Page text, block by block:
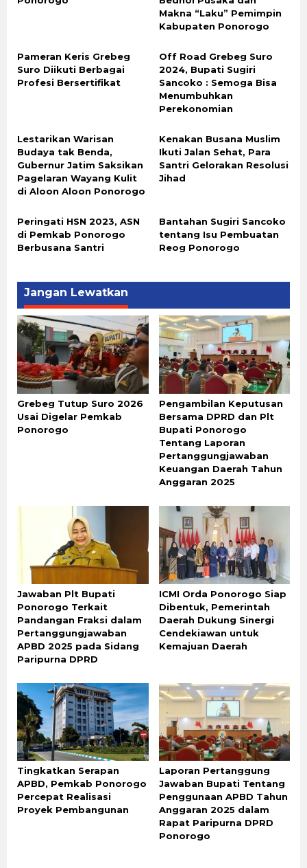
Makna “Laku” Pemimpin
Kabupaten Ponorogo
Pameran Keris Grebeg
Suro Diikuti Berbagai
Profesi Bersertifikat
Off Road Grebeg Suro
2024, Bupati Sugiri
Sancoko : Semoga Bisa
Menumbuhkan
Perekonomian
Lestarikan Warisan
Budaya tak Benda,
Gubernur Jatim Saksikan
Pagelaran Wayang Kulit
di Aloon Aloon Ponorogo
Kenakan Busana Muslim
Ikuti Jalan Sehat, Para
Santri Gelorakan Resolusi
Jihad
Peringati HSN 2023, ASN
di Pemkab Ponorogo
Berbusana Santri
Bantahan Sugiri Sancoko
tentang Isu Pembuatan
Reog Ponorogo
Jangan Lewatkan
Grebeg Tutup Suro 2026
Usai Digelar Pemkab
Ponorogo
Pengambilan Keputusan
Bersama DPRD dan Plt
Bupati Ponorogo
Tentang Laporan
Pertanggungjawaban
Keuangan Daerah Tahun
Anggaran 2025
Jawaban Plt Bupati
Ponorogo Terkait
Pandangan Fraksi dalam
Pertanggungjawaban
APBD 2025 pada Sidang
Paripurna DPRD
ICMI Orda Ponorogo Siap
Dibentuk, Pemerintah
Daerah Dukung Sinergi
Cendekiawan untuk
Kemajuan Daerah
Tingkatkan Serapan
APBD, Pemkab Ponorogo
Percepat Realisasi
Proyek Pembangunan
Laporan Pertanggung
Jawaban Bupati Tentang
Penggunaan APBD Tahun
Anggaran 2025 dalam
Rapat Paripurna DPRD
Ponorogo